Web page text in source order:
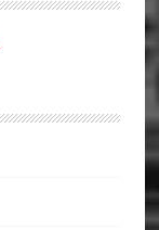
och
Jackie
synas
Vem